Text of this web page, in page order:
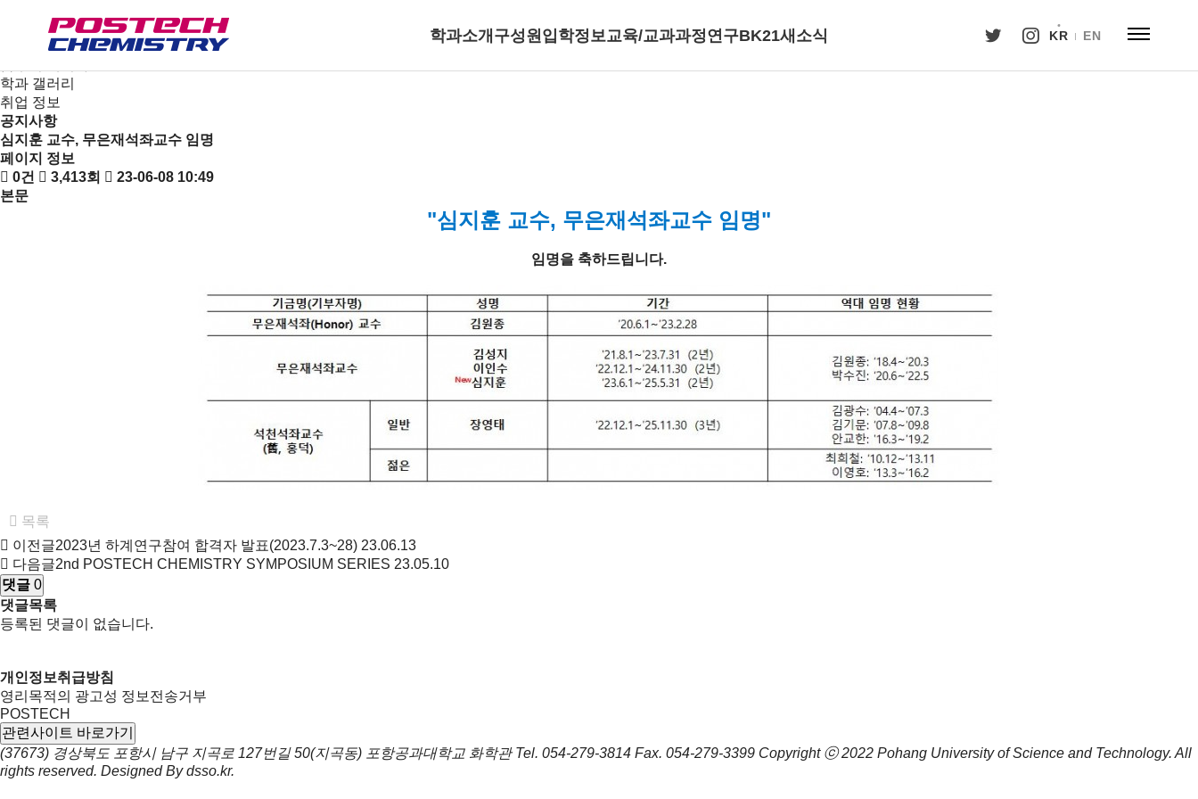
학과소개 구성원입학정보교육/교과과정연구BK21새소식 KR EN
공지사항
학과 갤러리
취업 정보
공지사항
심지훈 교수, 무은재석좌교수 임명
페이지 정보
0건
3,413회
23-06-08 10:49
본문
"심지훈 교수, 무은재석좌교수 임명"
임명을 축하드립니다.
목록
이전글2023년 하계연구참여 합격자 발표(2023.7.3~28) 23.06.13
다음글2nd POSTECH CHEMISTRY SYMPOSIUM SERIES 23.05.10
댓글 0
댓글목록
등록된 댓글이 없습니다.
개인정보취급방침
영리목적의 광고성 정보전송거부
POSTECH
관련사이트 바로가기
(37673) 경상북도 포항시 남구 지곡로 127번길 50(지곡동) 포항공과대학교 화학관 Tel. 054-279-3814 Fax. 054-279-3399 Copyright ⓒ 2022 Pohang University of Science and Technology. All
rights reserved. Designed Bydsso.kr.